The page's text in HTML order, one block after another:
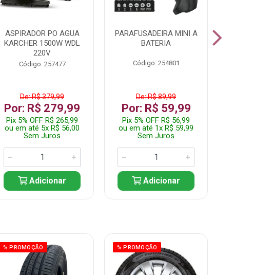
ASPIRADOR PO AGUA
KARCHER 1500W WDL
220V
Código: 257477
De: R$ 379,99
Por: R$ 279,99
Pix 5% OFF R$ 265,99
ou em até 5x R$ 56,00
Sem Juros
Adicionar
PARAFUSADEIRA MINI A
BATERIA
Código: 254801
De: R$ 89,99
Por: R$ 59,99
Pix 5% OFF R$ 56,99
ou em até 1x R$ 59,99
Sem Juros
Adicionar
% PROMOÇÃO % PROMOÇÃO